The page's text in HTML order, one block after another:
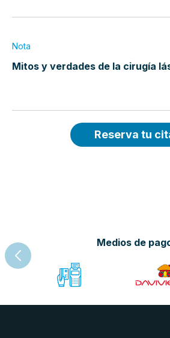
Nota
Mitos y verdades de la cirugía
Reserva tu
Medios de